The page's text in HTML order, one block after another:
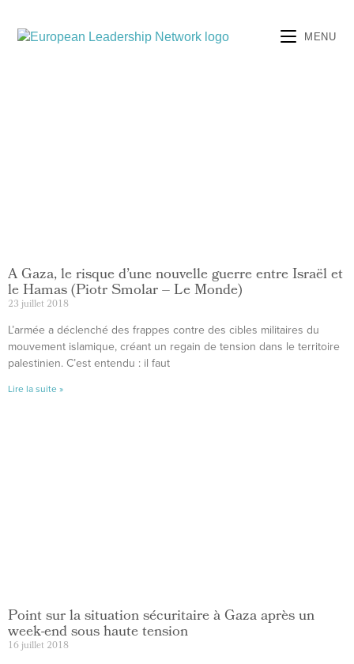
MENU
A Gaza, le risque d’une nouvelle guerre entre Israël et
le Hamas (Piotr Smolar – Le Monde)
23 juillet 2018
L’armée a déclenché des frappes contre des cibles militaires du
mouvement islamique, créant un regain de tension dans le territoire
palestinien. C’est entendu : il faut
Lire la suite »
Point sur la situation sécuritaire à Gaza après un
week-end sous haute tension
16 juillet 2018